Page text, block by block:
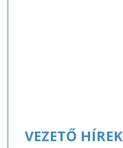
VEZETŐ HÍREK